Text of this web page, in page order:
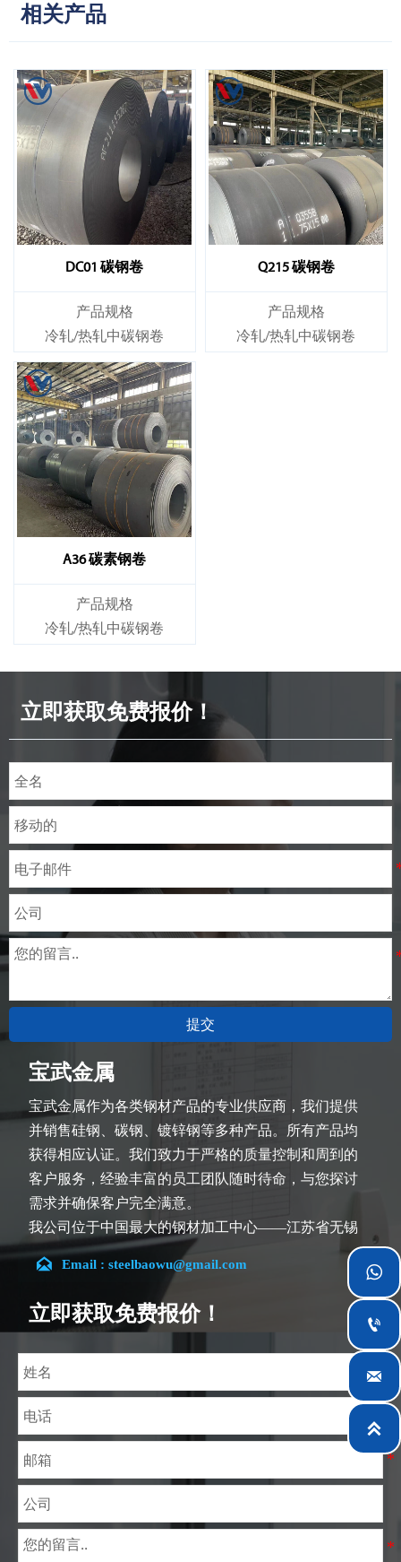
相关产品
DC01 碳钢卷
产品规格
冷轧/热轧中碳钢卷
Q215 碳钢卷
产品规格
冷轧/热轧中碳钢卷
A36 碳素钢卷
产品规格
冷轧/热轧中碳钢卷
立即获取免费报价！
提交
宝武金属
宝武金属作为各类钢材产品的专业供应商，我们提供
并销售硅钢、碳钢、镀锌钢等多种产品。所有产品均
获得相应认证。我们致力于严格的质量控制和周到的
客户服务，经验丰富的员工团队随时待命，与您探讨
需求并确保客户完全满意。
我公司位于中国最大的钢材加工中心——江苏省无锡
市。团队深耕行业14余年，在各类硅钢项目上具有丰
富经验，熟悉CE、SGS等多种硅钢标准。我们可根据
特殊需求进行设计定制，并确保安全性、高效性及合
理价格。目前我们已逐步扩展至五座专业配送仓库和
钢材加工设施，为全球采矿、建筑、工程及通用制造
业提供专业服务。
 Email : steelbaowu@gmail.com
立即获取免费报价！



